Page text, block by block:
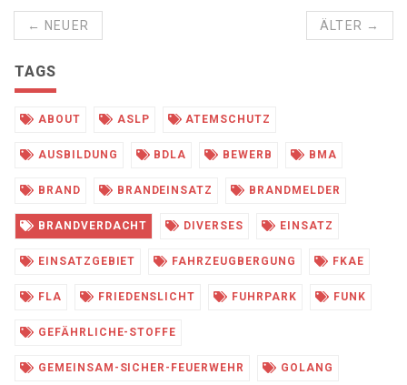
← NEUER ÄLTER →
TAGS
ABOUT ASLP ATEMSCHUTZ
AUSBILDUNG BDLA BEWERB BMA
BRAND BRANDEINSATZ BRANDMELDER
BRANDVERDACHT DIVERSES EINSATZ
EINSATZGEBIET FAHRZEUGBERGUNG FKAE
FLA FRIEDENSLICHT FUHRPARK FUNK
GEFÄHRLICHE-STOFFE
GEMEINSAM-SICHER-FEUERWEHR GOLANG